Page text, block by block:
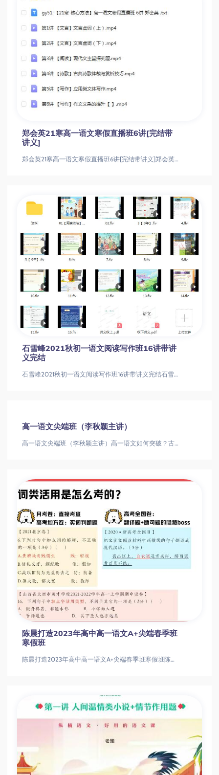
郑会英21寒高一语文寒假直播班6讲[完结带
讲义]
郑会英21寒高一语文寒假直播班6讲[完结带讲义]郑会英21寒高一语文寒假直播班6讲[完结带讲义]
石雪峰2021秋初一语文阅读写作班16讲带讲
义完结
石雪峰2021秋初一语文阅读写作班16讲带讲义完结石雪峰2021秋初一语文阅读写作班16讲带讲义完结
高一语文尖端班（李秋颖主讲）
高一语文尖端班（李秋颖主讲）高一语文如何突破？古诗文+写作+阅读3大模块系统提升指南高一语文|古诗文鉴赏|阅读理解
陈晨打造2023年高中高一语文A+尖端春季班寒假班陈晨打造2023年高中高一语文A+尖端春季班寒假班